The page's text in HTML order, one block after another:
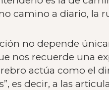
camino a diario, la
no depende
nos recuerde una
actúa como el
es decir, a las